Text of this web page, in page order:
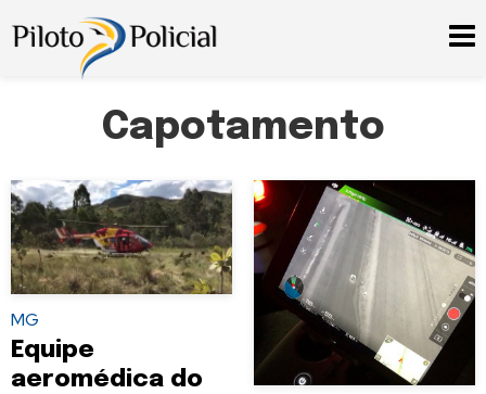
Capotamento
MG
Equipe
aeromédica do